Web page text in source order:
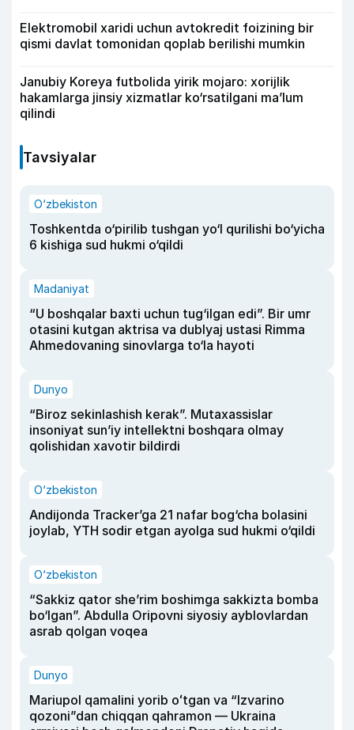
Elektromobil xaridi uchun avtokredit foizining bir
qismi davlat tomonidan qoplab berilishi mumkin
Janubiy Koreya futbolida yirik mojaro: xorijlik
hakamlarga jinsiy xizmatlar ko‘rsatilgani ma’lum
qilindi
Tavsiyalar
O‘zbekiston
Toshkentda o‘pirilib tushgan yo‘l qurilishi bo‘yicha
6 kishiga sud hukmi o‘qildi
Madaniyat
“U boshqalar baxti uchun tug‘ilgan edi”. Bir umr
otasini kutgan aktrisa va dublyaj ustasi Rimma
Ahmedovaning sinovlarga to‘la hayoti
Dunyo
“Biroz sekinlashish kerak”. Mutaxassislar
insoniyat sun’iy intellektni boshqara olmay
qolishidan xavotir bildirdi
O‘zbekiston
Andijonda Tracker’ga 21 nafar bog‘cha bolasini
joylab, YTH sodir etgan ayolga sud hukmi o‘qildi
O‘zbekiston
“Sakkiz qator she’rim boshimga sakkizta bomba
bo‘lgan”. Abdulla Oripovni siyosiy ayblovlardan
asrab qolgan voqea
Dunyo
Mariupol qamalini yorib oʻtgan va “Izvarino
qozoni”dan chiqqan qahramon — Ukraina